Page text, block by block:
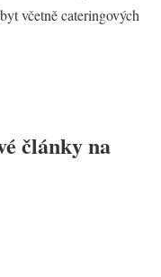
včetně cateringových
články na